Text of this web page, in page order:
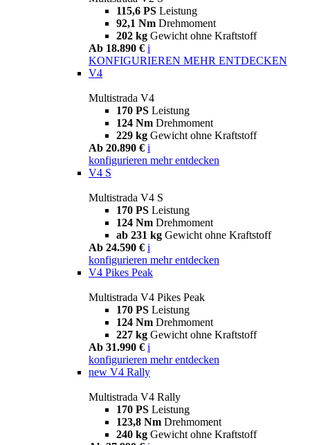
115,6 PS Leistung
92,1 Nm Drehmoment
202 kg Gewicht ohne Kraftstoff
Ab 18.890 € i
KONFIGURIEREN MEHR ENTDECKEN
V4
Multistrada V4
170 PS Leistung
124 Nm Drehmoment
229 kg Gewicht ohne Kraftstoff
Ab 20.890 € i
konfigurieren mehr entdecken
V4 S
Multistrada V4 S
170 PS Leistung
124 Nm Drehmoment
ab 231 kg Gewicht ohne Kraftstoff
Ab 24.590 € i
konfigurieren mehr entdecken
V4 Pikes Peak
Multistrada V4 Pikes Peak
170 PS Leistung
124 Nm Drehmoment
227 kg Gewicht ohne Kraftstoff
Ab 31.990 € i
konfigurieren mehr entdecken
new V4 Rally
Multistrada V4 Rally
170 PS Leistung
123,8 Nm Drehmoment
240 kg Gewicht ohne Kraftstoff